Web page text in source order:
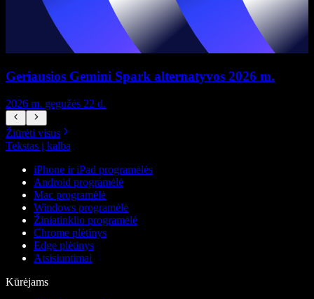
Geriausios Gemini Spark alternatyvos 2026 m.
2026 m. gegužės 22 d.
Žiūrėti visus
Tekstas į kalbą
iPhone ir iPad programėlės
Android programėlė
Mac programėlė
Windows programėlė
Žiniatinklio programėlė
Chrome plėtinys
Edge plėtinys
Atsisiuntimai
Kūrėjams